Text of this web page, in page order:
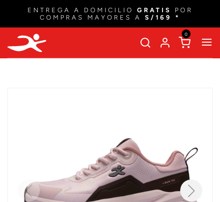
ENTREGA A DOMICILIO GRATIS
POR
COMPRAS MAYORES A S/169 *
0